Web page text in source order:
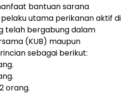
bantuan sarana
utama perikanan aktif di
telah bergabung dalam
(KUB) maupun
rincian sebagai berikut:
orang.